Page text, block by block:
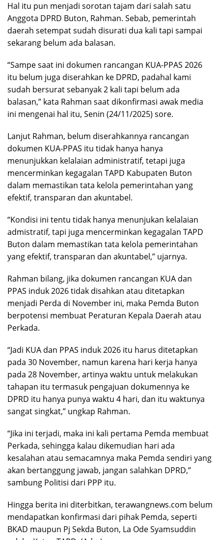
Hal itu pun menjadi sorotan tajam dari salah satu
Anggota DPRD Buton, Rahman. Sebab, pemerintah
daerah setempat sudah disurati dua kali tapi sampai
sekarang belum ada balasan.
“Sampe saat ini dokumen rancangan KUA-PPAS 2026
itu belum juga diserahkan ke DPRD, padahal kami
sudah bersurat sebanyak 2 kali tapi belum ada
balasan,” kata Rahman saat dikonfirmasi awak media
ini mengenai hal itu, Senin (24/11/2025) sore.
Lanjut Rahman, belum diserahkannya rancangan
dokumen KUA-PPAS itu tidak hanya hanya
menunjukkan kelalaian administratif, tetapi juga
mencerminkan kegagalan TAPD Kabupaten Buton
dalam memastikan tata kelola pemerintahan yang
efektif, transparan dan akuntabel.
“Kondisi ini tentu tidak hanya menunjukan kelalaian
admistratif, tapi juga mencerminkan kegagalan TAPD
Buton dalam memastikan tata kelola pemerintahan
yang efektif, transparan dan akuntabel,” ujarnya.
Rahman bilang, jika dokumen rancangan KUA dan
PPAS induk 2026 tidak disahkan atau ditetapkan
menjadi Perda di November ini, maka Pemda Buton
berpotensi membuat Peraturan Kepala Daerah atau
Perkada.
“Jadi KUA dan PPAS induk 2026 itu harus ditetapkan
pada 30 November, namun karena hari kerja hanya
pada 28 November, artinya waktu untuk melakukan
tahapan itu termasuk pengajuan dokumennya ke
DPRD itu hanya punya waktu 4 hari, dan itu waktunya
sangat singkat,” ungkap Rahman.
“Jika ini terjadi, maka ini kali pertama Pemda membuat
Perkada, sehingga kalau dikemudian hari ada
kesalahan atau semacamnya maka Pemda sendiri yang
akan bertanggung jawab, jangan salahkan DPRD,”
sambung Politisi dari PPP itu.
Hingga berita ini diterbitkan, terawangnews.com belum
mendapatkan konfirmasi dari pihak Pemda, seperti
BKAD maupun Pj Sekda Buton, La Ode Syamsuddin